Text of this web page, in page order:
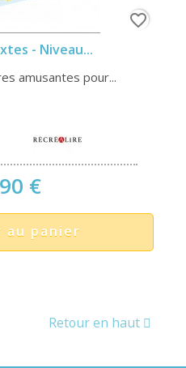
- Niveau...
amusantes pour...
€
panier
favorite_border
Retour en haut